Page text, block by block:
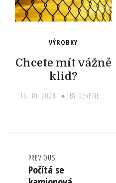
VÝROBKY
Chcete mít vážně
klid?
15. 10. 2024 BY DEVENE
Navigace
pro
PREVIOUS:
Počítá se